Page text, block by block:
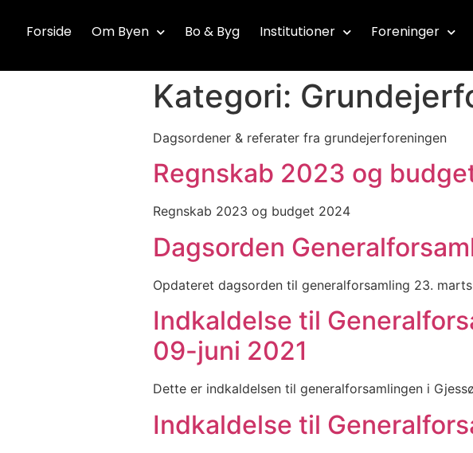
Forside Om Byen Bo & Byg Institutioner Foreninger
Kategori:
Dagsordener & referater fra grundejerforeningen
Regnskab 2023 og
Regnskab 2023 og budget 2024
Dagsorden
Opdateret dagsorden til generalforsamling 23.
Indkaldelse til
09-juni 2021
Dette er indkaldelsen til generalforsamlingen i
Indkaldelse til